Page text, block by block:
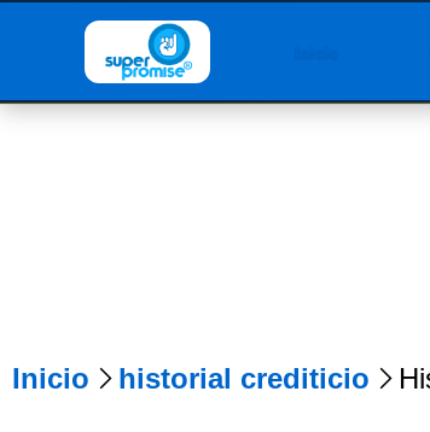
Inicio historial crediticio